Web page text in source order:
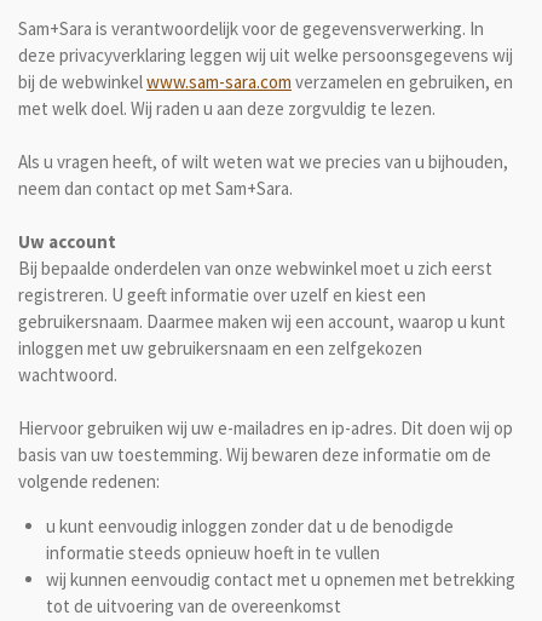
Sam+Sara is verantwoordelijk voor de gegevensverwerking. In
deze privacyverklaring leggen wij uit welke persoonsgegevens wij
bij de webwinkelwww.sam-sara.com verzamelen en gebruiken, en
met welk doel. Wij raden u aan deze zorgvuldig te lezen.
Als u vragen heeft, of wilt weten wat we precies van u bijhouden,
neem dan contact op met Sam+Sara.
Uw account
Bij bepaalde onderdelen van onze webwinkel moet u zich eerst
registreren. U geeft informatie over uzelf en kiest een
gebruikersnaam. Daarmee maken wij een account, waarop u kunt
inloggen met uw gebruikersnaam en een zelfgekozen
wachtwoord.
Hiervoor gebruiken wij uw e-mailadres en ip-adres. Dit doen wij op
basis van uw toestemming. Wij bewaren deze informatie om de
volgende redenen:
u kunt eenvoudig inloggen zonder dat u de benodigde
informatie steeds opnieuw hoeft in te vullen
wij kunnen eenvoudig contact met u opnemen met betrekking
tot de uitvoering van de overeenkomst